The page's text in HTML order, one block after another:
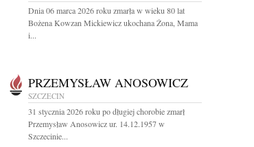
Dnia 06 marca 2026 roku zmarła w wieku 80 lat
Bożena Kowzan Mickiewicz ukochana Żona, Mama
i...
PRZEMYSŁAW ANOSOWICZ
SZCZECIN
31 stycznia 2026 roku po długiej chorobie zmarł
Przemysław Anosowicz ur. 14.12.1957 w
Szczecinie...